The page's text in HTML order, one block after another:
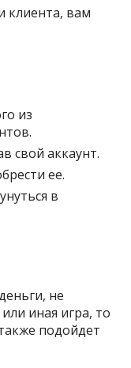
клиента, вам
из
свой аккаунт.
ее.
в
не
иная игра, то
подойдет